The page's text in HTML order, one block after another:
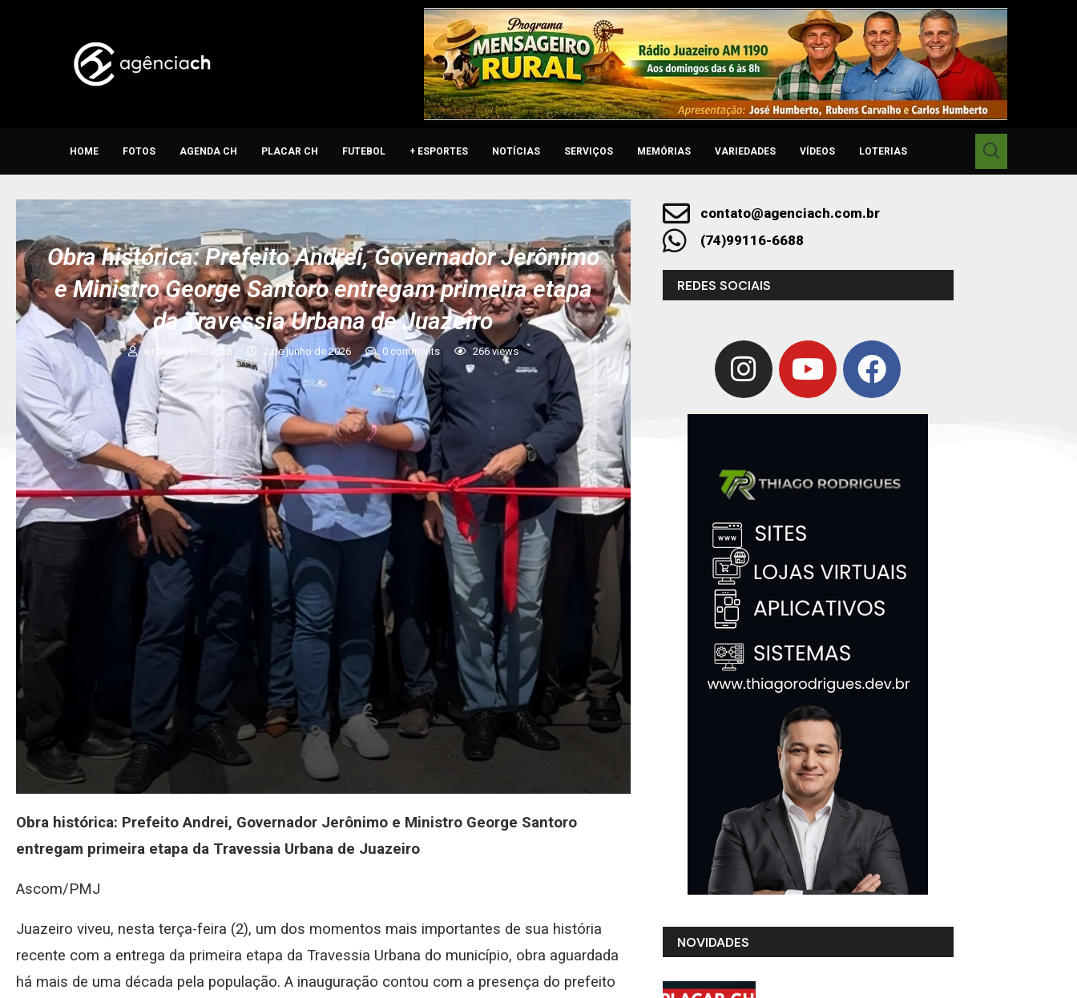
HOME FOTOS AGENDA CH PLACAR CH FUTEBOL + ESPORTES NOTÍCIAS SERVIÇOS MEMÓRIAS VARIEDADES VÍDEOS LOTERIAS
Obra histórica: Prefeito Andrei, Governador Jerônimo
e Ministro George Santoro entregam primeira etapa
da Travessia Urbana de Juazeiro
written by Redação 2 de junho de 2026 0 comments 266views
Obra histórica: Prefeito Andrei, Governador Jerônimo e Ministro George Santoro
entregam primeira etapa da Travessia Urbana de Juazeiro
Ascom/PMJ
Juazeiro viveu, nesta terça-feira (2), um dos momentos mais importantes de sua história
recente com a entrega da primeira etapa da Travessia Urbana do município, obra aguardada
há mais de uma década pela população. A inauguração contou com a presença do prefeito
contato@agenciach.com.br
(74)99116-6688
REDES SOCIAIS
NOVIDADES